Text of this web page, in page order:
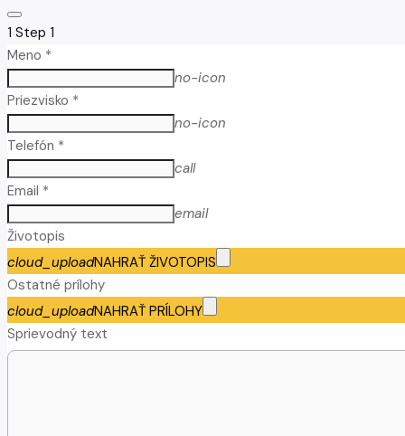
1 Step 1
Meno *
no-icon
Priezvisko *
no-icon
Telefón *
call
Email *
email
Životopis
cloud_uploadNAHRAŤ ŽIVOTOPIS
Ostatné prílohy
cloud_uploadNAHRAŤ PRÍLOHY
Sprievodný text